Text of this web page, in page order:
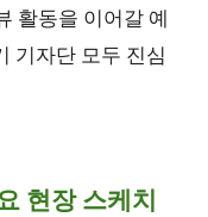
활동을 이어갈 예
기자단 모두 진심
현장 스케치